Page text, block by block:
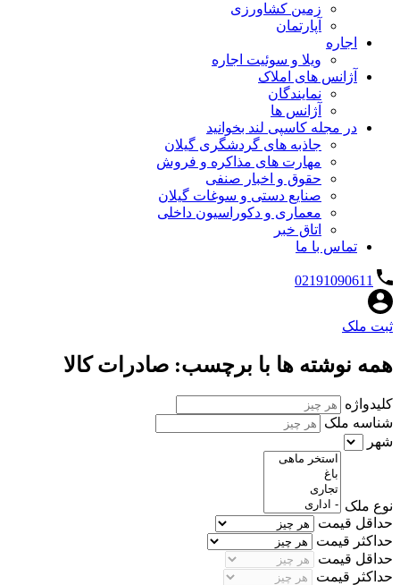
زمین کشاورزی
آپارتمان
اجاره
ویلا و سوئیت اجاره
آژانس های املاک
نمایندگان
آژانس ها
در مجله کاسپی لند بخوانید
جاذبه های گردشگری گیلان
مهارت های مذاکره و فروش
حقوق و اخبار صنفی
صنایع دستی و سوغات گیلان
معماری و دکوراسیون داخلی
اتاق خبر
تماس با ما
02191090611
ثبت ملک
همه نوشته ها با برچسب: صادرات کالا
کلیدواژه
شناسه ملک
شهر
نوع ملک
حداقل قیمت
حداکثر قیمت
حداقل قیمت
حداکثر قیمت